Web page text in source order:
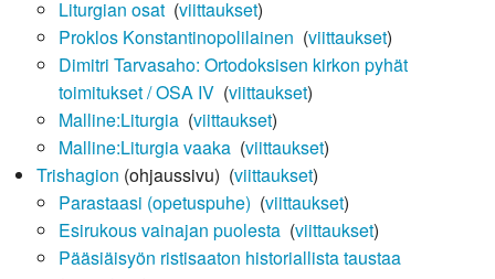
Liturgian osat‎ (viittaukset)
Proklos Konstantinopolilainen (viittaukset)
Dimitri Tarvasaho: Ortodoksisen kirkon pyhät
toimitukset / OSA IV‎ (viittaukset)
Malline:Liturgia‎ (viittaukset)
Malline:Liturgia vaaka‎ (viittaukset)
Trishagion (ohjaussivu) ‎ (viittaukset)
Parastaasi (opetuspuhe) (viittaukset)
Esirukous vainajan puolesta‎ (viittaukset)
Pääsiäisyön ristisaaton historiallista taustaa‎